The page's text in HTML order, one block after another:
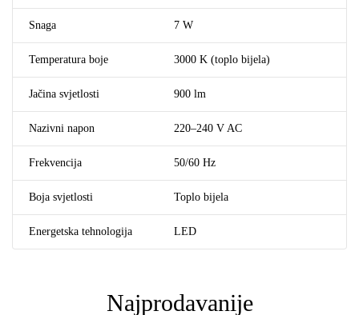
Snaga 7 W
Temperatura boje 3000 K (toplo bijela)
Jačina svjetlosti 900 lm
Nazivni napon 220–240 V AC
Frekvencija 50/60 Hz
Boja svjetlosti Toplo bijela
Energetska tehnologija LED
Najprodavanije